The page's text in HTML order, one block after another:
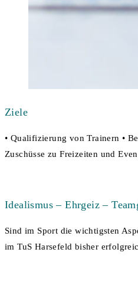
Ziele
• Qualifizierung von Trainern •
Zuschüsse zu Freizeiten und
Idealismus – Ehrgeiz –
Sind im Sport die wichtigsten
im TuS Harsefeld bisher